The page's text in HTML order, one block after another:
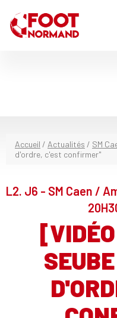
Accueil / Actualités / SM
d'ordre, c'est confirmer"
L2. J6 - SM Caen /